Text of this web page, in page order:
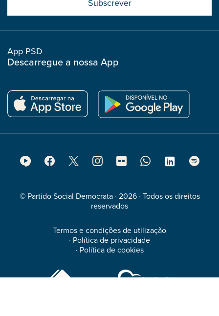
boostrap
col
App PSD
Descarregue a nossa App
© Partido Social Democrata · 2026 · Todos os direitos
reservados
Termos e condições de utilização
· Política de privacidade
· Política de cookies
Footer
Media